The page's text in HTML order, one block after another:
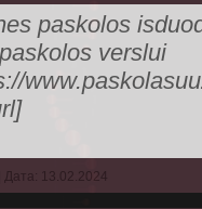
paskolos
verslui
13.02.2024